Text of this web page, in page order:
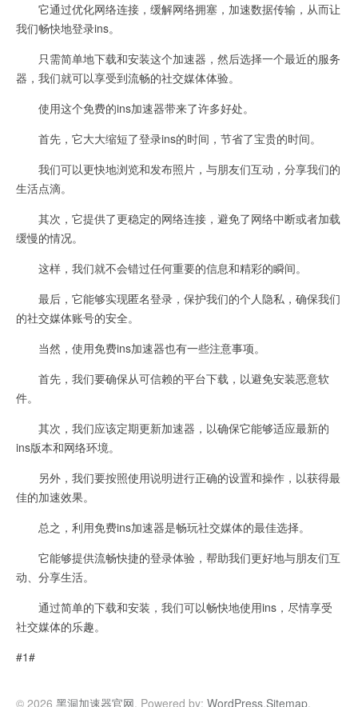
它通过优化网络连接，缓解网络拥塞，加速数据传输，从而让
我们畅快地登录ins。
只需简单地下载和安装这个加速器，然后选择一个最近的服务
器，我们就可以享受到流畅的社交媒体体验。
使用这个免费的ins加速器带来了许多好处。
首先，它大大缩短了登录ins的时间，节省了宝贵的时间。
我们可以更快地浏览和发布照片，与朋友们互动，分享我们的
生活点滴。
其次，它提供了更稳定的网络连接，避免了网络中断或者加载
缓慢的情况。
这样，我们就不会错过任何重要的信息和精彩的瞬间。
最后，它能够实现匿名登录，保护我们的个人隐私，确保我们
的社交媒体账号的安全。
当然，使用免费ins加速器也有一些注意事项。
首先，我们要确保从可信赖的平台下载，以避免安装恶意软
件。
其次，我们应该定期更新加速器，以确保它能够适应最新的
ins版本和网络环境。
另外，我们要按照使用说明进行正确的设置和操作，以获得最
佳的加速效果。
总之，利用免费ins加速器是畅玩社交媒体的最佳选择。
它能够提供流畅快捷的登录体验，帮助我们更好地与朋友们互
动、分享生活。
通过简单的下载和安装，我们可以畅快地使用ins，尽情享受
社交媒体的乐趣。
#1#
© 2026 黑洞加速器官网. Powered by: WordPress.Sitemap.